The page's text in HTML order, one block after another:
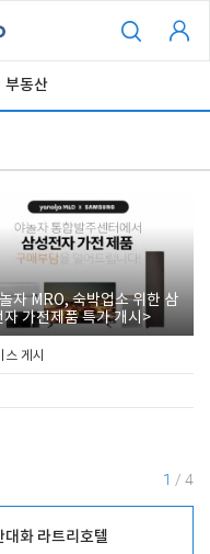
부동산
자 MRO, 숙박업소 위한 삼
자 가전제품 특가 개시>
게시
1 / 4
대화 라트리호텔